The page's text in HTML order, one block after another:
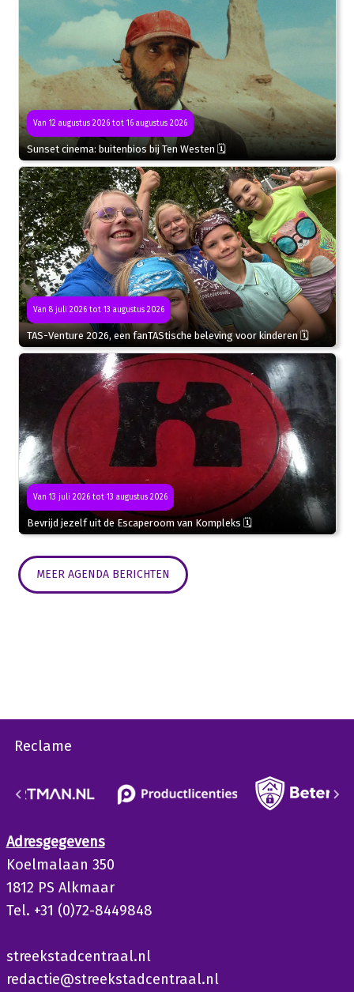
Van 12 augustus 2026 tot 16 augustus 2026
Sunset cinema: buitenbios bij Ten Westen 🗓
Van 8 juli 2026 tot 13 augustus 2026
TAS-Venture 2026, een fanTAStische beleving voor kinderen 🗓
Van 13 juli 2026 tot 13 augustus 2026
Bevrijd jezelf uit de Escaperoom van Kompleks 🗓
MEER AGENDA BERICHTEN
Reclame
Adresgegevens
Koelmalaan 350
1812 PS Alkmaar
Tel. +31 (0)72-8449848
streekstadcentraal.nl
redactie@streekstadcentraal.nl